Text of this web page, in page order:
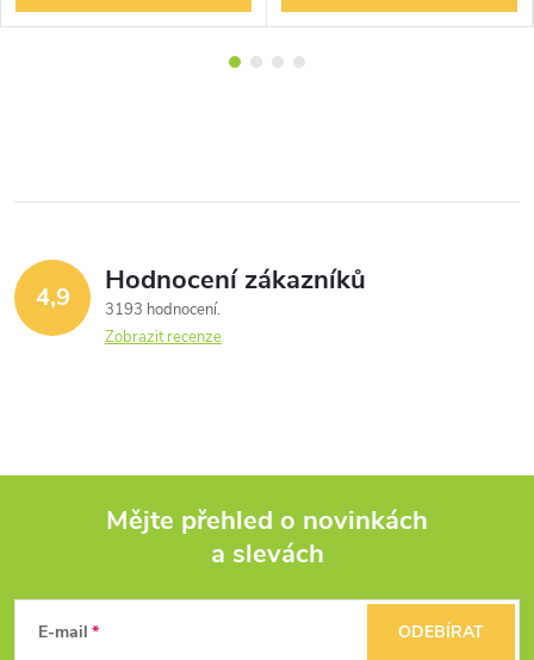
4,9 Hodnocení zákazníků
3193 hodnocení
Zobrazit recenze
Mějte přehled o novinkách
a slevách
E-mail ODEBÍRAT